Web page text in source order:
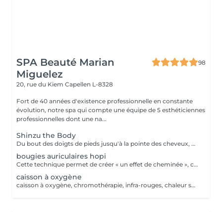
SPA Beauté Marian
Miguelez
98
20, rue du Kiem Capellen L-8328
Fort de 40 années d'existence professionnelle en constante
évolution, notre spa qui compte une équipe de 5 esthéticiennes
professionnelles dont une na...
Shinzu the Body
Du bout des doigts de pieds jusqu'à la pointe des cheveux, ce massage parcourt le corps. Alliant le massage manuel, la baguette Kansa et l'énergétique, ce massage se démarque par son approche en 7 temps, basée sur la libération pour une connexion au coeur de son être et un bien être corps, âme et esprit.
bougies auriculaires hopi
Cette technique permet de créer « un effet de cheminée », c'est-à-dire une aspiration à la base du cône. De cette façon, les impuretés, les dépôts, les excès de cérumen et les résidus présents dans le canal auriculaire sont éliminés. Permet le rétablissement de la tension correcte du tympan, peut résoudre certains cas de sifflement et de bourdonnement, élimine les résidus d'eau accumulés dans l'oreille après un bain, procure à la personne une agréable sensation de relaxation et de détente, elle régule également la pression entre la tête et l'oreille et entre les canaux auditifs.
caisson à oxygène
caisson à oxygène, chromothérapie, infra-rouges, chaleur sèche, chaleur humide matelas vibrant, diffusion d'huiles essentielles et ou vitamines, hydrojet, douche à affusion. séance personnalisable à volonté, avec toutes les technologies ou sans celles qui ne vous conviennent pas. (la coque est légère et soulevable, le bénéficiaire peut en sortir à tout moment en cas de claustrophobie) Taille maximum du bénéficiaire : entre 1,75m et 1,78m